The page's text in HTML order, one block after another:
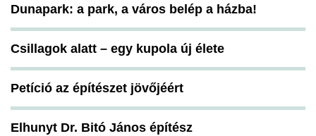
Dunapark: a park, a város belép a házba!
Csillagok alatt – egy kupola új élete
Petíció az építészet jövőjéért
Elhunyt Dr. Bitó János építész